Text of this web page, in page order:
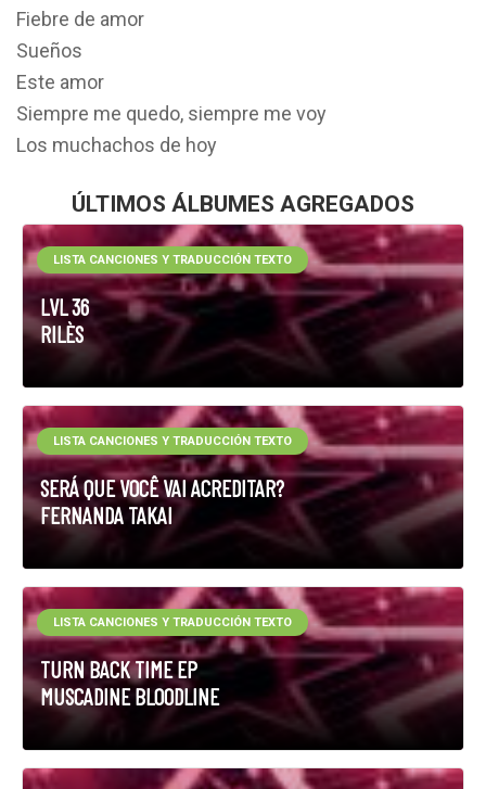
Fiebre de amor
Sueños
Este amor
Siempre me quedo, siempre me voy
Los muchachos de hoy
ÚLTIMOS ÁLBUMES AGREGADOS
LVL 36
RILÈS
LISTA CANCIONES Y TRADUCCIÓN TEXTO
SERÁ QUE VOCÊ VAI ACREDITAR?
FERNANDA TAKAI
LISTA CANCIONES Y TRADUCCIÓN TEXTO
TURN BACK TIME EP
MUSCADINE BLOODLINE
LISTA CANCIONES Y TRADUCCIÓN TEXTO